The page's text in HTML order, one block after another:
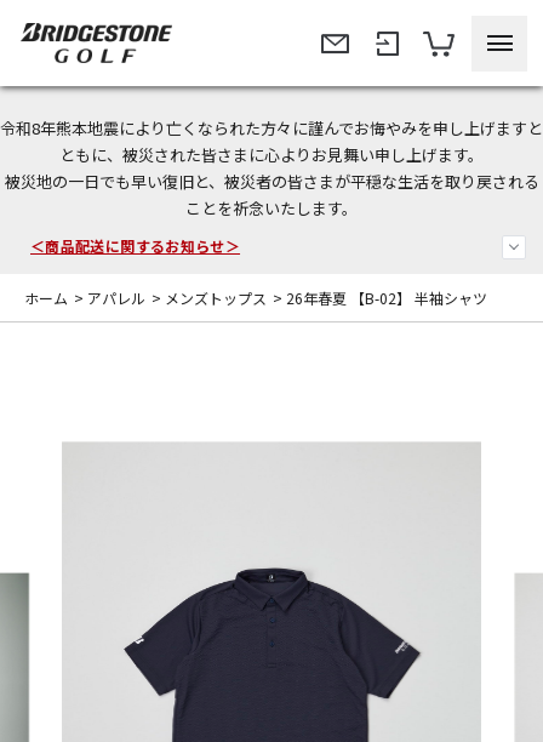
令和8年熊本地震により亡くなられた方々に謹んでお悔やみを申し上げますと
ともに、被災された皆さまに心よりお見舞い申し上げます。
被災地の一日でも早い復旧と、被災者の皆さまが平穏な生活を取り戻される
ことを祈念いたします。
今なら新規会員登録で1,000円OFFクーポンプレゼント！
＜商品配送に関するお知らせ＞
＜夏季休暇中のご注文・発送・お問い合わせ＞
ホーム > アパレル > メンズトップス > 26年春夏 【B-02】 半袖シャツ